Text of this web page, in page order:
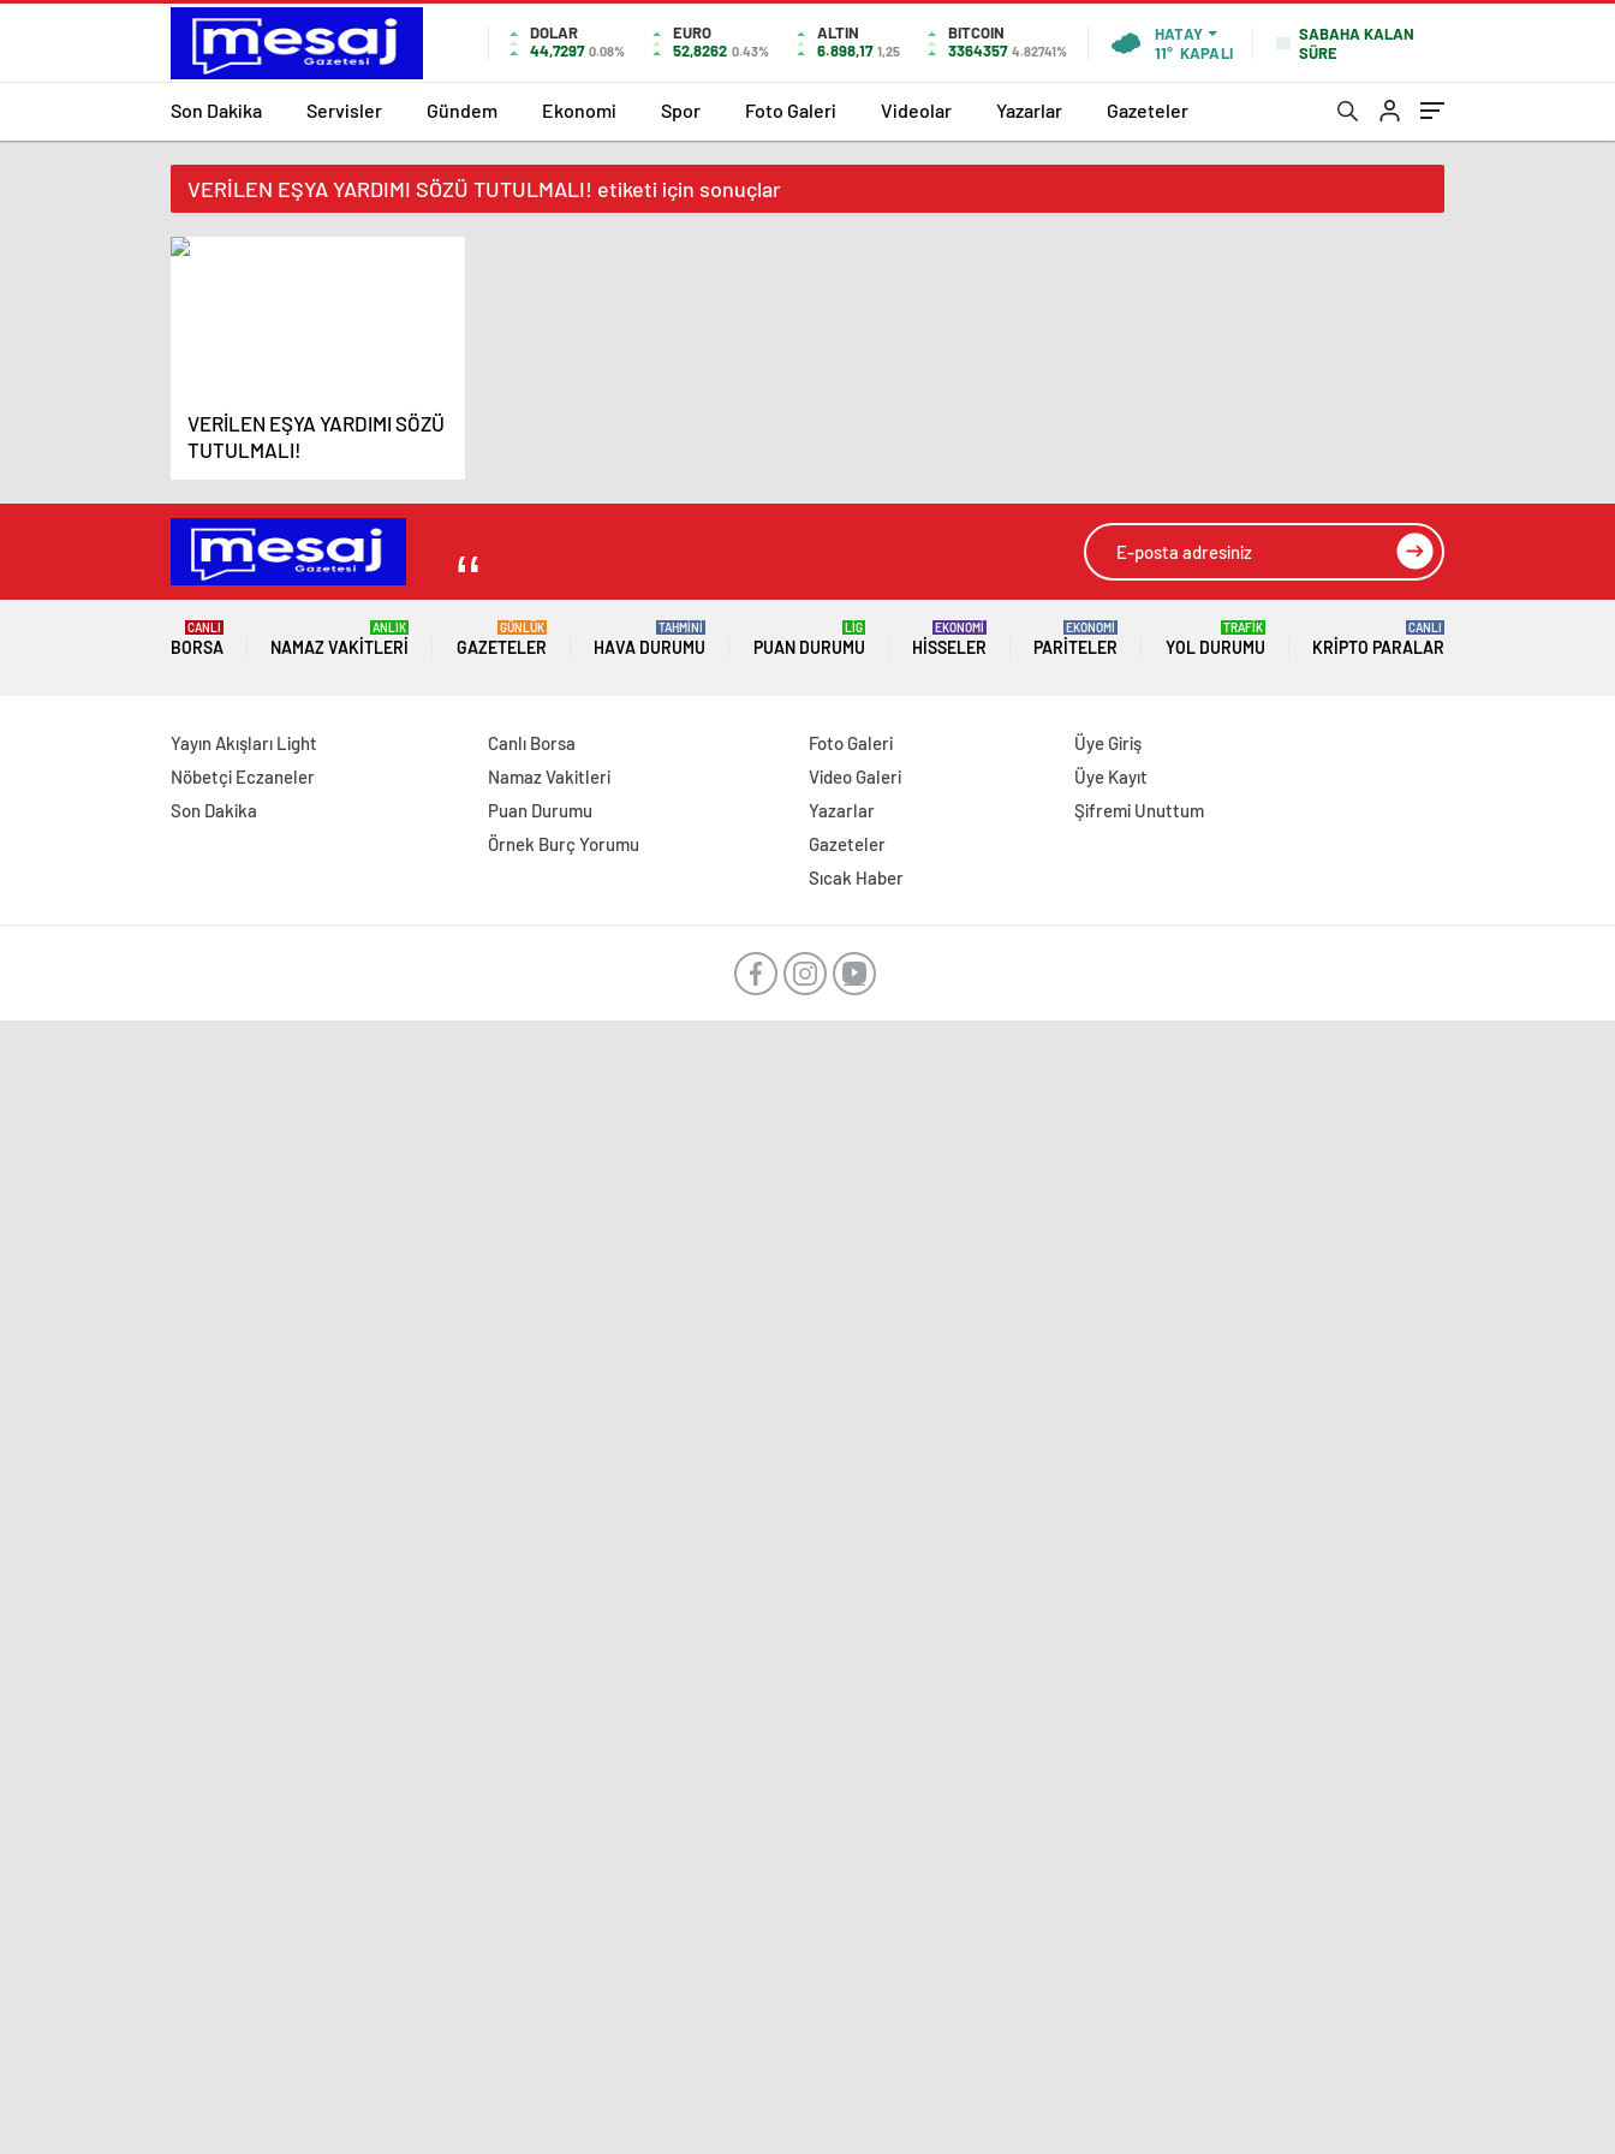
DOLAR
44,7297 0.08%
EURO
52,8262 0.43%
ALTIN
6.898,17 1,25
BITCOIN
3364357 4.82741%
HATAY
11° KAPALI
SABAHA KALAN
SÜRE
Son Dakika Servisler Gündem Ekonomi Spor Foto Galeri Videolar Yazarlar Gazeteler
VERİLEN EŞYA YARDIMI SÖZÜ TUTULMALI! etiketi için sonuçlar
VERİLEN EŞYA YARDIMI SÖZÜ
TUTULMALI!
BORSA
CANLI
NAMAZ VAKITLERI
ANLIK
GAZETELER
GÜNLÜK
HAVA DURUMU
TAHMİNİ
PUAN DURUMU
LİG
HISSELER
EKONOMİ
PARITELER
EKONOMİ
YOL DURUMU
TRAFİK
KRIPTO PARALAR
CANLI
Yayın Akışları Light
Nöbetçi Eczaneler
Son Dakika
Canlı Borsa
Namaz Vakitleri
Puan Durumu
Örnek Burç Yorumu
Foto Galeri
Video Galeri
Yazarlar
Gazeteler
Sıcak Haber
Üye Giriş
Üye Kayıt
Şifremi Unuttum